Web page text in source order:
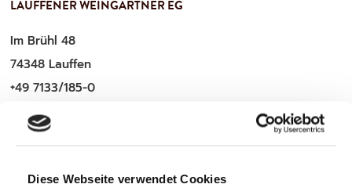
Diese Webseite verwendet Cookies
LAUFFENER WEINGÄRTNER EG
Im Brühl 48
74348 Lauffen
+49 7133/185-0
service@lauffener-wein.de